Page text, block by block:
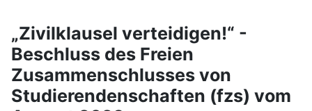
„Zivilklausel verteidigen!“ -
Beschluss des Freien
Zusammenschlusses von
Studierendenschaften (fzs) vom